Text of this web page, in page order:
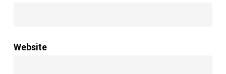
Website